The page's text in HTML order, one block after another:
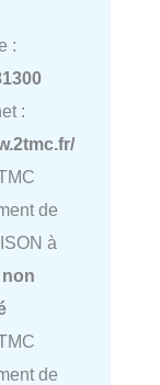
:
:
de
à
non
de